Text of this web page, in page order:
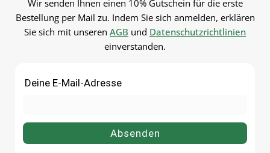
wiederverwendbar und
langlebig.PflegehinweiseVor dem
ersten Gebrauch mit warmem
bestellenBestelle deinen
wiederverwendbar und
langlebig.PflegehinweiseVor
ersten Gebrauch mit
Wir senden Ihnen einen 10% Gutschein für die erste
Bestellung per Mail zu. Indem Sie sich anmelden, erklären
Sie sich mit unseren AGB und Datenschutzrichtlinien
einverstanden.